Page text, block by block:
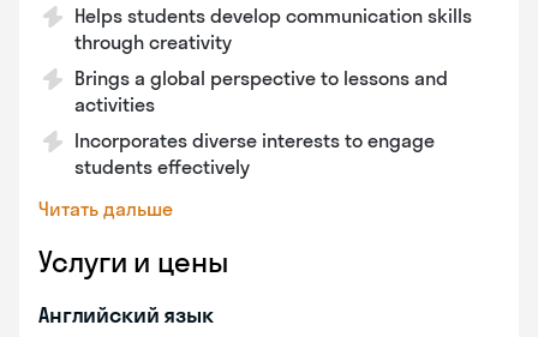
Helps students develop communication skills
through creativity
Brings a global perspective to lessons and
activities
Incorporates diverse interests to engage
students effectively
Читать дальше
Услуги и цены
Английский язык